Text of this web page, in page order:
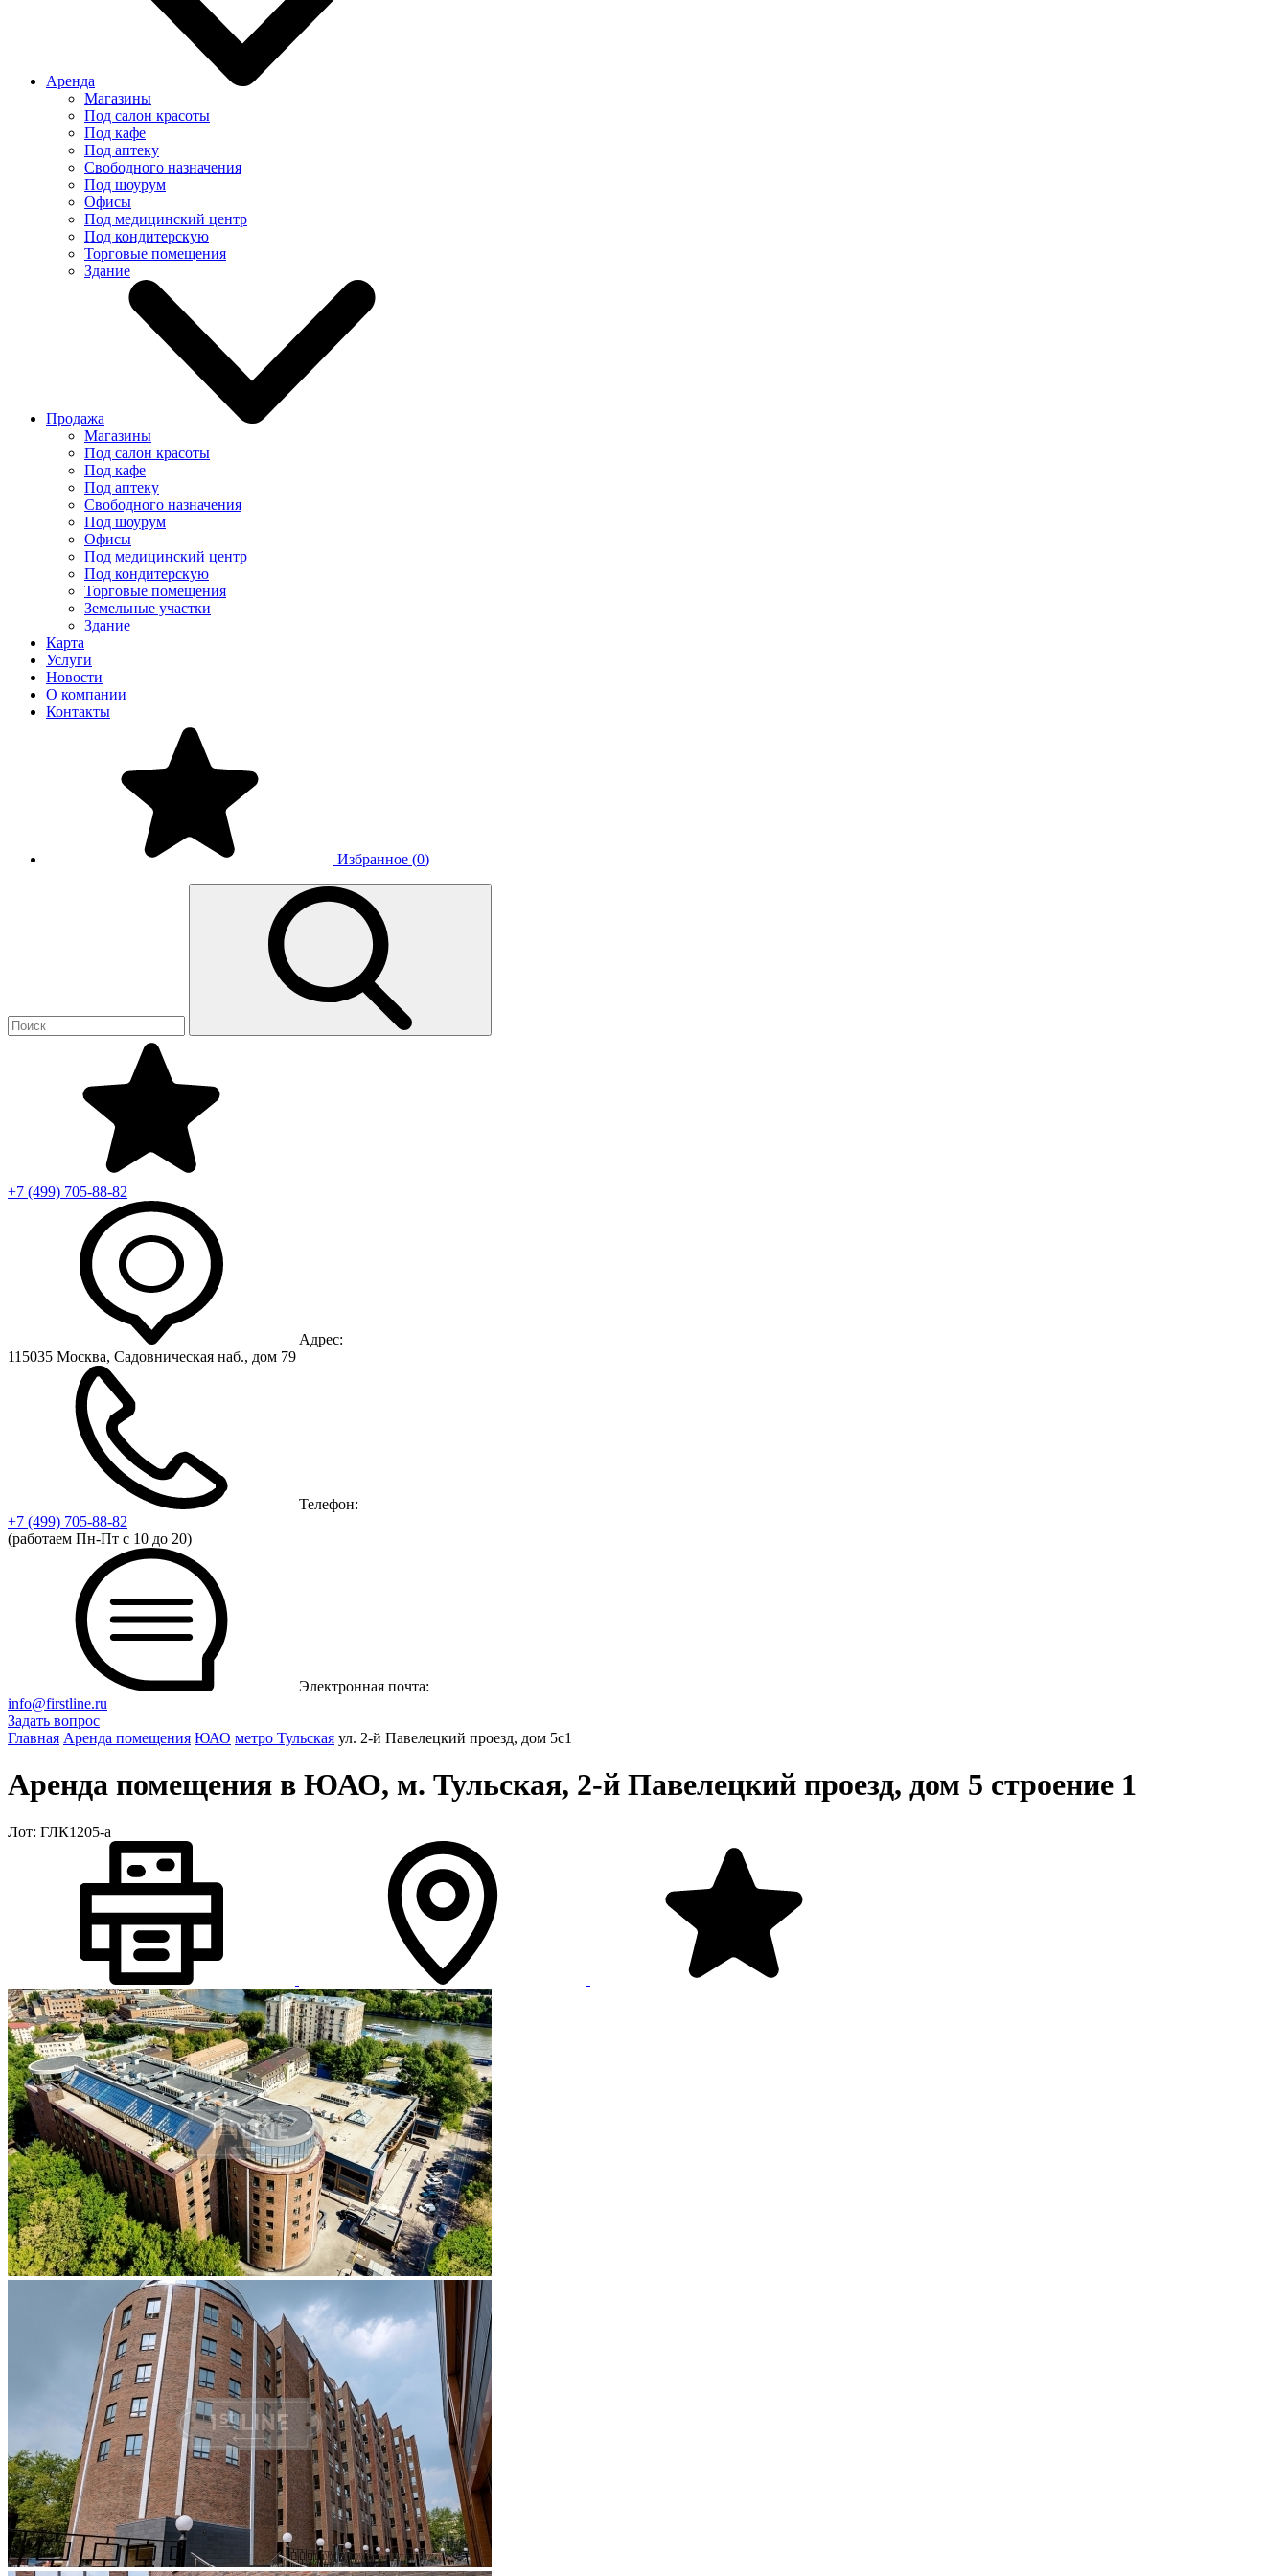
Аренда
Магазины
Под салон красоты
Под кафе
Под аптеку
Свободного назначения
Под шоурум
Офисы
Под медицинский центр
Под кондитерскую
Торговые помещения
Здание
Продажа
Магазины
Под салон красоты
Под кафе
Под аптеку
Свободного назначения
Под шоурум
Офисы
Под медицинский центр
Под кондитерскую
Торговые помещения
Земельные участки
Здание
Карта
Услуги
Новости
О компании
Контакты
Избранное (0)
+7 (499) 705-88-82
Адрес:
115035 Москва, Садовническая наб., дом 79
Телефон:
+7 (499) 705-88-82
(работаем Пн-Пт с 10 до 20)
Электронная почта:
info@firstline.ru
Задать вопрос
Главная Аренда помещения ЮАО метро Тульская ул. 2-й Павелецкий проезд, дом 5с1
Аренда помещения в ЮАО, м. Тульская, 2-й Павелецкий проезд, дом 5 строение 1
Лот: ГЛК1205-a